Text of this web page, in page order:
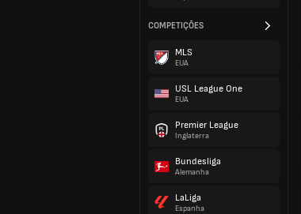
COMPETIÇÕES
MLS
EUA
USL League One
EUA
Premier League
Inglaterra
Bundesliga
Alemanha
LaLiga
Espanha